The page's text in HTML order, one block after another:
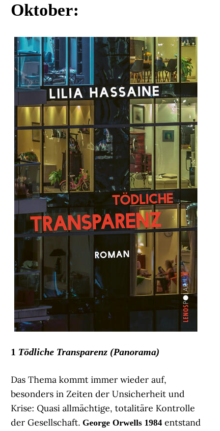
Oktober:
1 Tödliche Transparenz (Panorama)
Das Thema kommt immer wieder auf,
besonders in Zeiten der Unsicherheit und
Krise: Quasi allmächtige, totalitäre Kontrolle
der Gesellschaft. George Orwells 1984entstand